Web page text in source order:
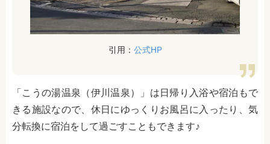
引用： 公式HP
「こうの湯温泉（伊川温泉）」は日帰り入浴や宿泊もで
きる施設なので、休日にゆっくりお風呂に入ったり、気
分転換に宿泊をして過ごすこともできます♪